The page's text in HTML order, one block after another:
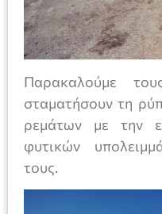
Παρακαλούμε
σταματήσουν τη
ρεμάτων με την
φυτικών
τους.